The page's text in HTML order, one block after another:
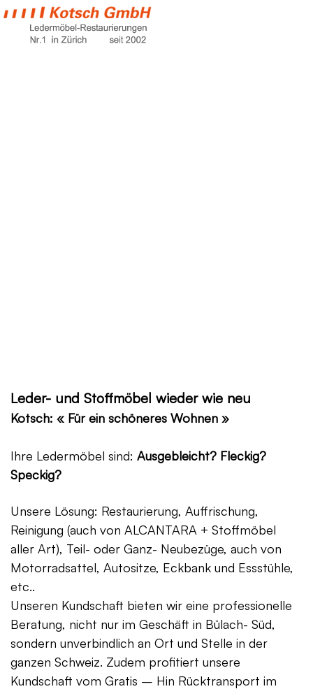
Leder- und Stoffmöbel wieder wie neu
Kotsch: « Für ein schöneres Wohnen »
Ihre Ledermöbel sind: Ausgebleicht? Fleckig?
Speckig?
Unsere Lösung: Restaurierung, Auffrischung,
Reinigung (auch von ALCANTARA + Stoffmöbel
aller Art), Teil- oder Ganz- Neubezüge, auch von
Motorradsattel, Autositze, Eckbank und Essstühle,
etc..
Unseren Kundschaft bieten wir eine professionelle
Beratung, nicht nur im Geschäft in Bülach- Süd,
sondern unverbindlich an Ort und Stelle in der
ganzen Schweiz. Zudem profitiert unsere
Kundschaft vom Gratis – Hin Rücktransport im